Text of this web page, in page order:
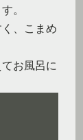
。
、こまめ
お風呂に